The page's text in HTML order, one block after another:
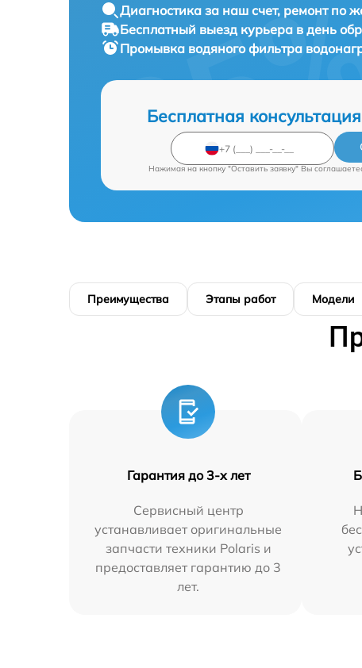
Диагностика за наш счет, ремонт по
Бесплатный выезд курьера в день
Промывка водяного фильтра
Бесплатная
Нажимая на кнопку "Оставить заявку" Вы
Преимущества Этапы работ Модели
Гарантия до 3-х лет
Сервисный центр
устанавливает оригинальные
запчасти техники Polaris и
предоставляет гарантию до 3
лет.